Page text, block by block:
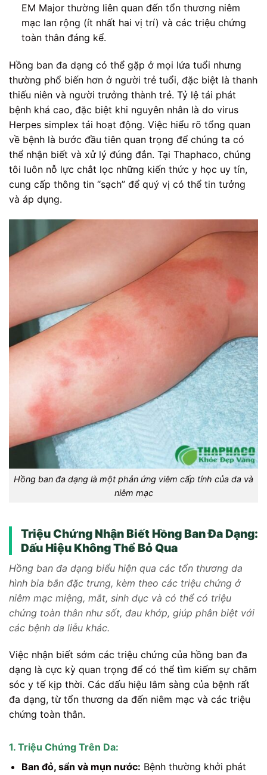
EM Major thường liên quan đến tổn thương niêm
mạc lan rộng (ít nhất hai vị trí) và các triệu chứng
toàn thân đáng kể.
Hồng ban đa dạng có thể gặp ở mọi lứa tuổi nhưng
thường phổ biến hơn ở người trẻ tuổi, đặc biệt là thanh
thiếu niên và người trưởng thành trẻ. Tỷ lệ tái phát
bệnh khá cao, đặc biệt khi nguyên nhân là do virus
Herpes simplex tái hoạt động. Việc hiểu rõ tổng quan
về bệnh là bước đầu tiên quan trọng để chúng ta có
thể nhận biết và xử lý đúng đắn. Tại Thaphaco, chúng
tôi luôn nỗ lực chắt lọc những kiến thức y học uy tín,
cung cấp thông tin “sạch” để quý vị có thể tin tưởng
và áp dụng.
Hồng ban đa dạng là một phản ứng viêm cấp tính của da và
niêm mạc
Triệu Chứng Nhận Biết Hồng Ban Đa Dạng:
Dấu Hiệu Không Thể Bỏ Qua
Hồng ban đa dạng biểu hiện qua các tổn thương da
hình bia bắn đặc trưng, kèm theo các triệu chứng ở
niêm mạc miệng, mắt, sinh dục và có thể có triệu
chứng toàn thân như sốt, đau khớp, giúp phân biệt với
các bệnh da liễu khác.
Việc nhận biết sớm các triệu chứng của hồng ban đa
dạng là cực kỳ quan trọng để có thể tìm kiếm sự chăm
sóc y tế kịp thời. Các dấu hiệu lâm sàng của bệnh rất
đa dạng, từ tổn thương da đến niêm mạc và các triệu
chứng toàn thân.
1. Triệu Chứng Trên Da:
Ban đỏ, sẩn và mụn nước: Bệnh thường khởi phát